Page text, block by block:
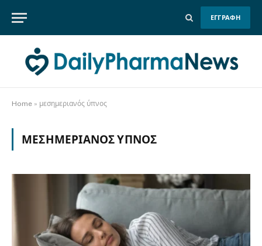
ΕΓΓΡΑΦΗ
Home » μεσημεριανός ύπνος
ΜΕΣΗΜΕΡΙΑΝΌΣ ΎΠΝΟΣ